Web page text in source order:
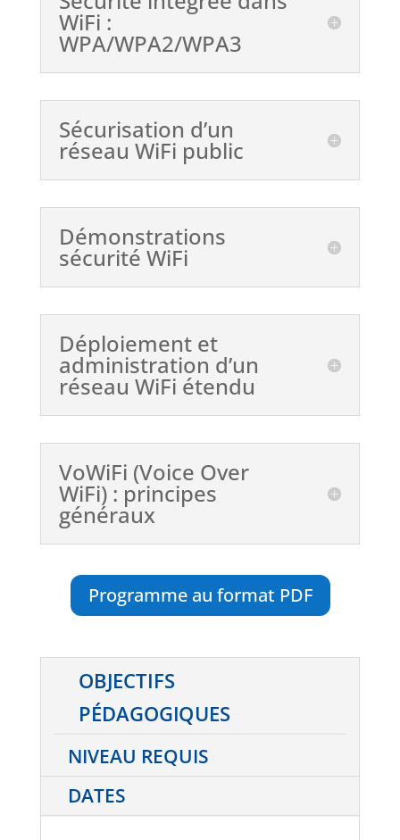
WiFi :
WPA/WPA2/WPA3
Sécurisation d’un
réseau WiFi public
Démonstrations
sécurité WiFi
Déploiement et
administration d’un
réseau WiFi étendu
VoWiFi (Voice Over
WiFi) : principes
généraux
Programme au format PDF
OBJECTIFS
PÉDAGOGIQUES
NIVEAU REQUIS
DATES